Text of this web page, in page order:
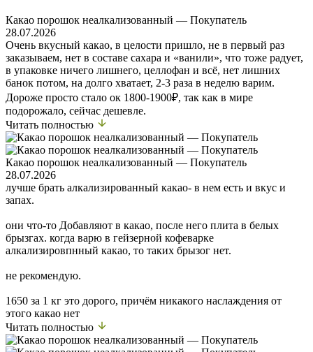
Какао порошок неалкализованный — Покупатель
28.07.2026
Очень вкусный какао, в целости пришло, не в первый раз
заказываем, нет в составе сахара и «ванили», что тоже радует,
в упаковке ничего лишнего, целлофан и всё, нет лишних
банок потом, на долго хватает, 2-3 раза в неделю варим.
Дороже просто стало ок 1800-1900₽, так как в мире
подорожало, сейчас дешевле.
Читать полностью
Какао порошок неалкализованный — Покупатель
28.07.2026
лучше брать алкализированный какао- в нем есть и вкус и
запах.
они что-то Добавляют в какао, после него плита в белых
брызгах. когда варю в гейзерной кофеварке
алкализировпнный какао, то таких брызог нет.
не рекомендую.
1650 за 1 кг это дорого, причём никакого наслаждения от
этого какао нет
Читать полностью